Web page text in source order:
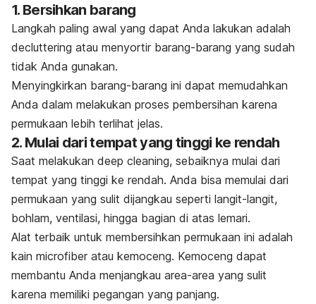
1. Bersihkan barang
Langkah paling awal yang dapat Anda lakukan adalah
decluttering atau menyortir barang-barang yang sudah
tidak Anda gunakan.
Menyingkirkan barang-barang ini dapat memudahkan
Anda dalam melakukan proses pembersihan karena
permukaan lebih terlihat jelas.
2. Mulai dari tempat yang tinggi ke rendah
Saat melakukan deep cleaning, sebaiknya mulai dari
tempat yang tinggi ke rendah. Anda bisa memulai dari
permukaan yang sulit dijangkau seperti langit-langit,
bohlam, ventilasi, hingga bagian di atas lemari.
Alat terbaik untuk membersihkan permukaan ini adalah
kain microfiber atau kemoceng. Kemoceng dapat
membantu Anda menjangkau area-area yang sulit
karena memiliki pegangan yang panjang.